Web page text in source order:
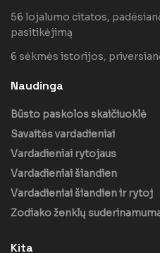
56 lojalumo citatos,
pasitikėjimą
6 sėkmės istorijos,
Naudinga
Būsto paskolos skaičiuoklė
Savaitės vardadieniai
Vardadieniai rytojaus
Vardadieniai šiandien
Vardadieniai šiandien ir rytoj
Zodiako ženklų
Kita